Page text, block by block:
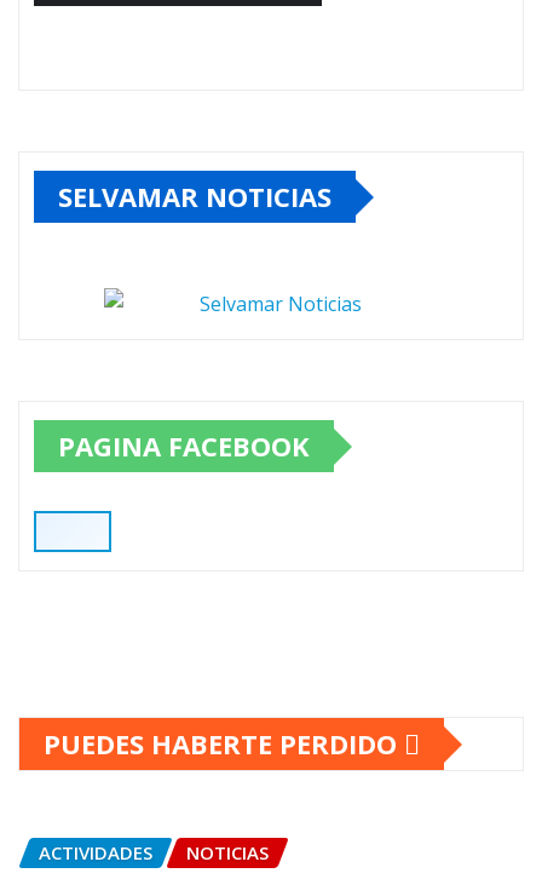
SELVAMAR NOTICIAS
PAGINA FACEBOOK
PUEDES HABERTE PERDIDO
ACTIVIDADES NOTICIAS